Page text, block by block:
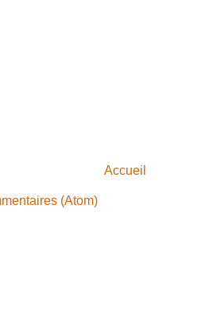
Accueil
(Atom)